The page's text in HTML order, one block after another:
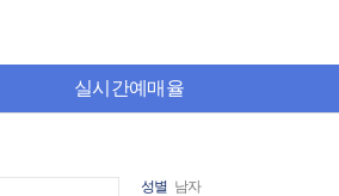
실시간예매율
성별 남자